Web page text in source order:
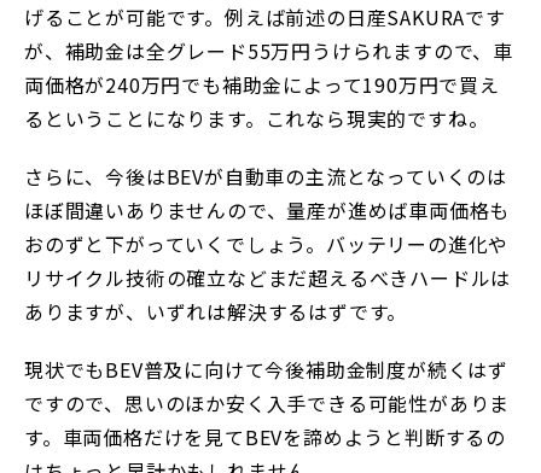
げることが可能です。例えば前述の日産SAKURAです
が、補助金は全グレード55万円うけられますので、車
両価格が240万円でも補助金によって190万円で買え
るということになります。これなら現実的ですね。
さらに、今後はBEVが自動車の主流となっていくのは
ほぼ間違いありませんので、量産が進めば車両価格も
おのずと下がっていくでしょう。バッテリーの進化や
リサイクル技術の確立などまだ超えるべきハードルは
ありますが、いずれは解決するはずです。
現状でもBEV普及に向けて今後補助金制度が続くはず
ですので、思いのほか安く入手できる可能性がありま
す。車両価格だけを見てBEVを諦めようと判断するの